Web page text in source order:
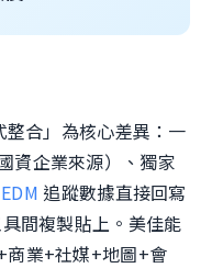
整合」為核心差異：一
資企業來源）、獨家
EDM 追蹤數據直接回寫
間複製貼上。美佳能
商業+社媒+地圖+會